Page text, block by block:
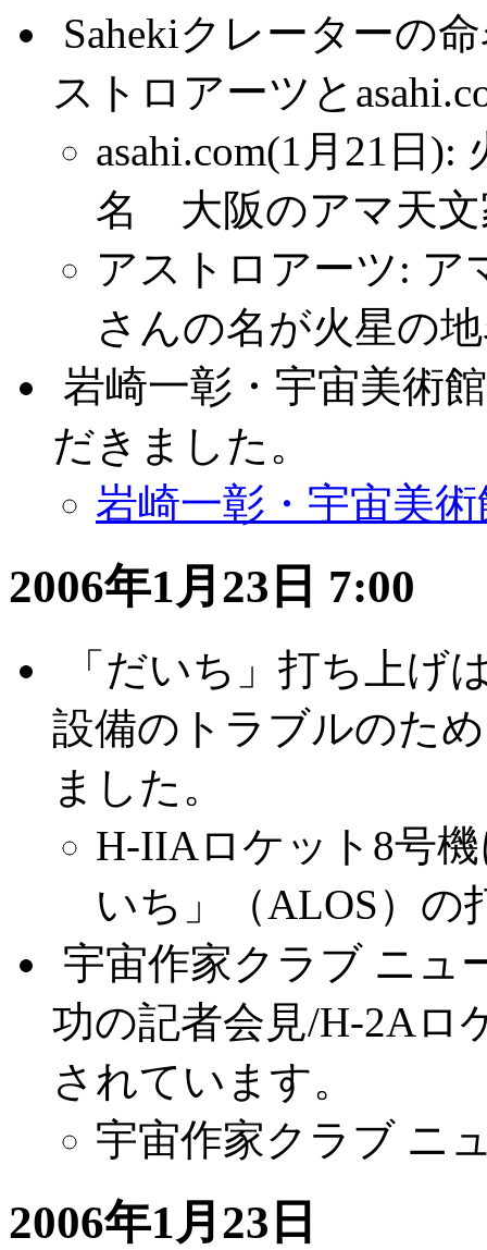
Sahekiクレーターの
ストロアーツと
asahi.com(1月21日
名 大阪のアマ天文
アストロアーツ: ア
さんの名が火星の
岩崎一彰・宇宙美術
だきました。
岩崎一彰・宇宙美
2006年1月23日 7:00
「だいち」打ち上げ
設備のトラブルのた
ました。
H-IIAロケット8号
いち」（ALOS）の
宇宙作家クラブ ニュ
功の記者会見/H-2Aロ
されています。
宇宙作家クラブ ニ
2006年1月23日